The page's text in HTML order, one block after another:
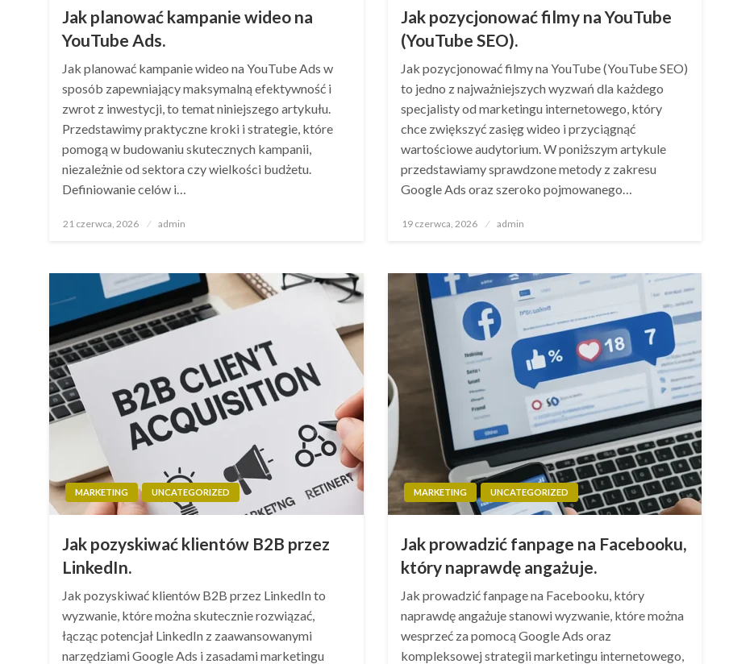
Jak planować kampanie wideo na
YouTube Ads.
Jak planować kampanie wideo na YouTube Ads w
sposób zapewniający maksymalną efektywność i
zwrot z inwestycji, to temat niniejszego artykułu.
Przedstawimy praktyczne kroki i strategie, które
pomogą w budowaniu skutecznych kampanii,
niezależnie od sektora czy wielkości budżetu.
Definiowanie celów i…
Opublikowane
21 czerwca, 2026 admin
Jak pozycjonować filmy na YouTube
(YouTube SEO).
Jak pozycjonować filmy na YouTube (YouTube SEO)
to jedno z najważniejszych wyzwań dla każdego
specjalisty od marketingu internetowego, który
chce zwiększyć zasięg wideo i przyciągnąć
wartościowe audytorium. W poniższym artykule
przedstawiamy sprawdzone metody z zakresu
Google Ads oraz szeroko pojmowanego…
Opublikowane
19 czerwca, 2026 admin
MARKETING UNCATEGORIZED
Jak pozyskiwać klientów B2B przez
LinkedIn.
Jak pozyskiwać klientów B2B przez LinkedIn to
wyzwanie, które można skutecznie rozwiązać,
łącząc potencjał LinkedIn z zaawansowanymi
narzędziami Google Ads i zasadami marketingu
MARKETING UNCATEGORIZED
Jak prowadzić fanpage na Facebooku,
który naprawdę angażuje.
Jak prowadzić fanpage na Facebooku, który
naprawdę angażuje stanowi wyzwanie, które można
wesprzeć za pomocą Google Ads oraz
kompleksowej strategii marketingu internetowego,